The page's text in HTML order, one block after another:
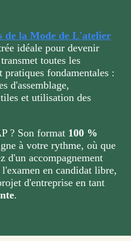
de la Mode de L'atelier
idéale pour devenir
toutes les
pratiques fondamentales :
d'assemblage,
et utilisation des
? Son format 100 %
à votre rythme, où que
d'un accompagnement
en candidat libre,
d'entreprise en tant
.